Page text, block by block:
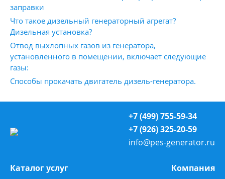
заправки
Что такое дизельный генераторный агрегат?
Дизельная установка?
Отвод выхлопных газов из генератора,
установленного в помещении, включает следующие
газы:
Способы прокачать двигатель дизель-генератора.
+7 (499) 755-59-34
+7 (926) 325-20-59
info@pes-generator.ru
Каталог услуг Компания